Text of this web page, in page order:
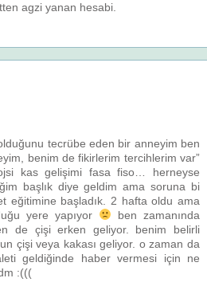
agzi yanan hesabi.
tecrübe eden bir anneyim ben
benim de fikirlerim tercihlerim var”
kas gelişimi fasa fiso… herneyse
başlık diye geldim ama soruna bi
eğitimine başladık. 2 hafta oldu ama
yere yapıyor
ben zamanında
de çişi erken geliyor. benim belirli
çişi veya kakası geliyor. o zaman da
geldiğinde haber vermesi için ne
:(((